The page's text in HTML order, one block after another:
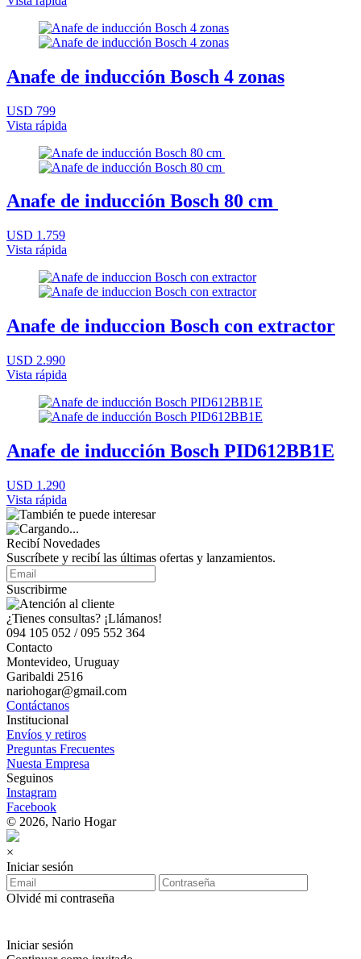
Anafe de inducción Bosch 4 zonas
USD 799
Vista rápida
Anafe de inducción Bosch 80 cm
USD 1.759
Vista rápida
Anafe de induccion Bosch con extractor
USD 2.990
Vista rápida
Anafe de inducción Bosch PID612BB1E
USD 1.290
Vista rápida
Recibí Novedades
Suscríbete y recibí las últimas ofertas y lanzamientos.
Suscribirme
¿Tienes consultas? ¡Llámanos!
094 105 052 / 095 552 364
Contacto
Montevideo, Uruguay
Garibaldi 2516
nariohogar@gmail.com
Contáctanos
Institucional
Envíos y retiros
Preguntas Frecuentes
Nuesta Empresa
Seguinos
Instagram
Facebook
© 2026, Nario Hogar
×
Iniciar sesión
Olvidé mi contraseña
Iniciar sesión